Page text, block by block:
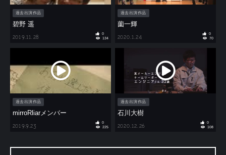
過去出演作品
碧野 遥
2019.11.28
0
134
過去出演作品
薗一輝
2020.1.24
0
70
過去出演作品
mirroRliarメンバー
2019.9.23
0
225
過去出演作品
石川大樹
2020.12.26
0
108